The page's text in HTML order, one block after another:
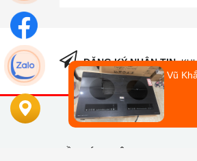
ĐĂNG KÝ NHẬN TIN
Vũ